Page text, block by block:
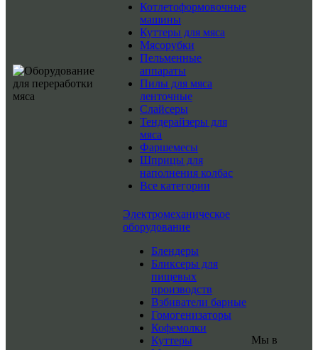
Котлетоформовочные
машины
Куттеры для мяса
Мясорубки
Пельменные
аппараты
Пилы для мяса
ленточные
Слайсеры
Тендерайзеры для
мяса
Фаршемесы
Шприцы для
наполнения колбас
Все категории
Электромеханическое
оборудование
Блендеры
Бликсеры для
пищевых
производств
Взбиватели барные
Гомогенизаторы
Кофемолки
Куттеры
Мы в